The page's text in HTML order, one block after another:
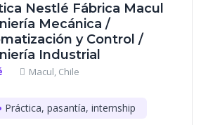
Nestlé Fábrica Macul
Mecánica /
y Control /
Industrial
Macul, Chile
Práctica, pasantía, internship